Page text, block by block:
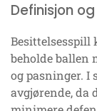
Definisjon
Besittelsesspill
beholde ballen
og pasninger.
avgjørende, da